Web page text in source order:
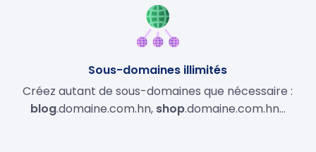
Sous-domaines illimités
Créez autant de sous-domaines que nécessaire :
blog.domaine.com.hn, shop.domaine.com.hn…